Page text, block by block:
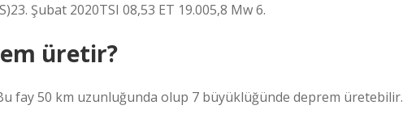
Şubat 2020TSI 08,53 ET 19.005,8 Mw 6.
üretir?
fay 50 km uzunluğunda olup 7 büyüklüğünde deprem üretebilir.